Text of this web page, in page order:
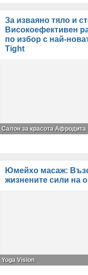
За изваяно тяло и
Високоефективен
по избор с най-
Tight
Салон за красота Афродита
Юмейхо масаж:
жизнените сили на
Yoga Vision